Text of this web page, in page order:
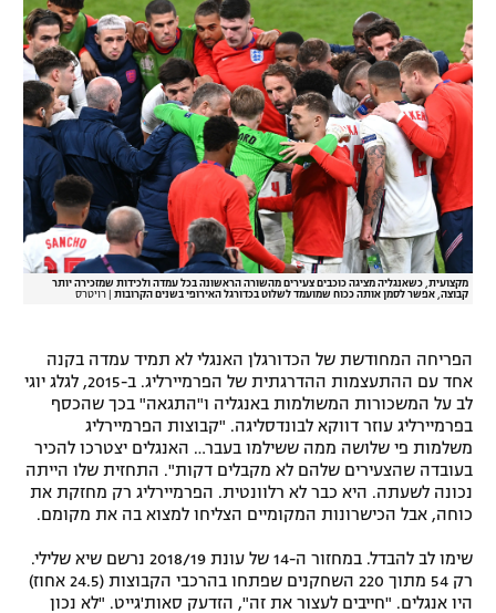
מקצועית, כשאנגליה מציגה כוכבים צעירים מהשורה הראשונה בכל עמדה ולכידות שמזכירה יותר
קבוצה, אפשר לסמן אותה ככוח שמועמד לשלוט בכדורגל האירופי בשנים הקרובות
רויטרס
הפריחה המחודשת של הכדורגלן האנגלי לא תמיד עמדה בקנה
אחד עם ההתעצמות ההדרגתית של הפרמיירליג. ב-2015, לגלג יוגי
לב על המשכורות המשולמות באנגליה ו"התגאה" בכך שהכסף
בפרמיירליג עוזר דווקא לבונדסליגה. "קבוצות הפרמיירליג
משלמות פי שלושה ממה ששילמו בעבר… האנגלים יצטרכו להכיר
בעובדה שהצעירים שלהם לא מקבלים דקות". התחזית שלו הייתה
נכונה לשעתה. היא כבר לא רלוונטית. הפרמיירליג רק מחזקת את
כוחה, אבל הכישרונות המקומיים הצליחו למצוא בה את מקומם.
שימו לב להבדל. במחזור ה-14 של עונת 2018/19 נרשם שיא שלילי.
רק 54 מתוך 220 השחקנים שפתחו בהרכבי הקבוצות (24.5 אחוז)
היו אנגלים. "חייבים לעצור את זה", הזדעק סאות'גייט. "לא נכון